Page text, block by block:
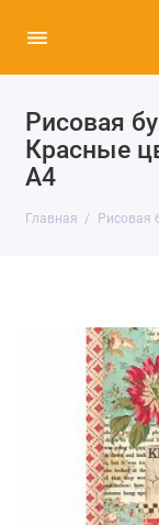
Рисовая
Красные
А4
Главная Рисовая